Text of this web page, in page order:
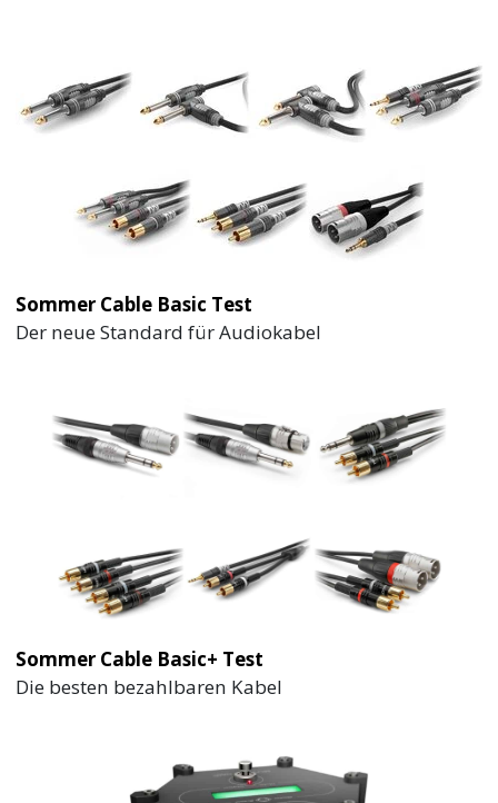
Sommer Cable Basic Test
Der neue Standard für Audiokabel
Sommer Cable Basic+ Test
Die besten bezahlbaren Kabel